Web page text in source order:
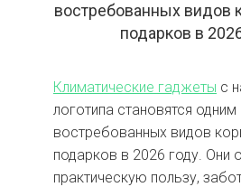
востребованных видов
подарков в
Климатические гаджеты с
логотипа становятся
востребованных видов
подарков в 2026 году. Они
практическую пользу,